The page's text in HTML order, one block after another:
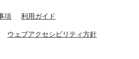
項 利用ガイド
ウェブアクセシビリティ方針